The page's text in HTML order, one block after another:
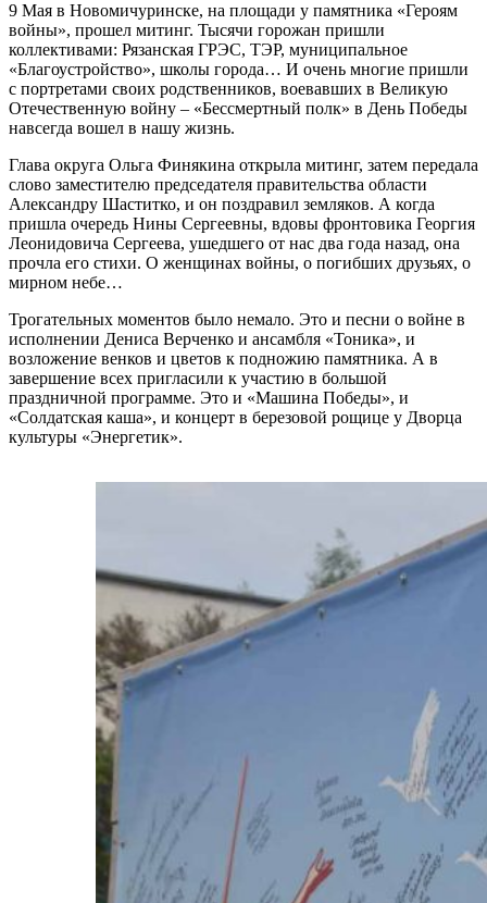
9 Мая в Новомичуринске, на площади у памятника «Героям
войны», прошел митинг. Тысячи горожан пришли
коллективами: Рязанская ГРЭС, ТЭР, муниципальное
«Благоустройство», школы города… И очень многие пришли
с портретами своих родственников, воевавших в Великую
Отечественную войну – «Бессмертный полк» в День Победы
навсегда вошел в нашу жизнь.
Глава округа Ольга Финякина открыла митинг, затем передала
слово заместителю председателя правительства области
Александру Шаститко, и он поздравил земляков. А когда
пришла очередь Нины Сергеевны, вдовы фронтовика Георгия
Леонидовича Сергеева, ушедшего от нас два года назад, она
прочла его стихи. О женщинах войны, о погибших друзьях, о
мирном небе…
Трогательных моментов было немало. Это и песни о войне в
исполнении Дениса Верченко и ансамбля «Тоника», и
возложение венков и цветов к подножию памятника. А в
завершение всех пригласили к участию в большой
праздничной программе. Это и «Машина Победы», и
«Солдатская каша», и концерт в березовой рощице у Дворца
культуры «Энергетик».